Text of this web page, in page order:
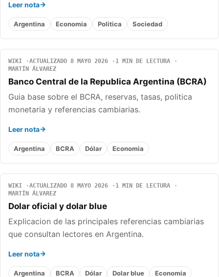
Leer nota
Argentina Economia Politica Sociedad
WIKI ACTUALIZADO 8 MAYO 2026
1 MIN DE LECTURA
MARTÍN ÁLVAREZ
Banco Central de la Republica Argentina (BCRA)
Guia base sobre el BCRA, reservas, tasas, politica
monetaria y referencias cambiarias.
Leer nota
Argentina BCRA Dólar Economia
WIKI ACTUALIZADO 8 MAYO 2026
1 MIN DE LECTURA
MARTÍN ÁLVAREZ
Dolar oficial y dolar blue
Explicacion de las principales referencias cambiarias
que consultan lectores en Argentina.
Leer nota
Argentina BCRA Dólar Dolar blue Economia